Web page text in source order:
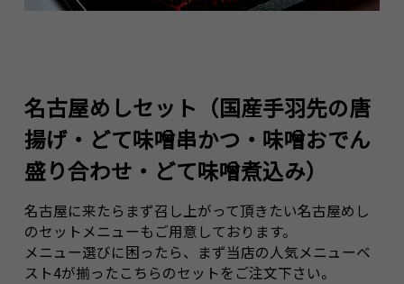
名古屋めしセット（国産手羽先の唐
揚げ・どて味噌串かつ・味噌おでん
盛り合わせ・どて味噌煮込み）
名古屋に来たらまず召し上がって頂きたい名古屋めし
のセットメニューもご用意しております。
メニュー選びに困ったら、まず当店の人気メニューベ
スト4が揃ったこちらのセットをご注文下さい。